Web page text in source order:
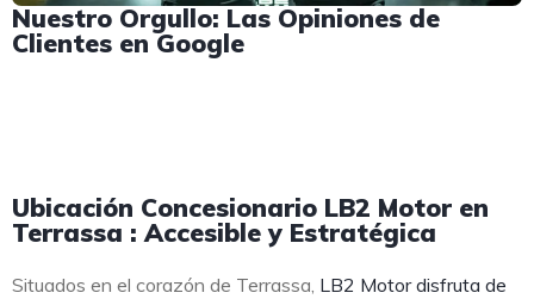
Nuestro Orgullo: Las Opiniones de
Clientes en Google
Ubicación Concesionario LB2 Motor en
Terrassa : Accesible y Estratégica
Situados en el corazón de Terrassa, LB2 Motor disfruta de